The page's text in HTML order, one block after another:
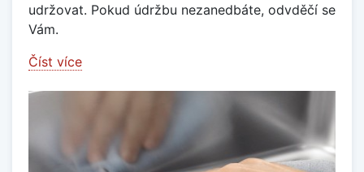
udržovat. Pokud údržbu nezanedbáte, odvděčí se
Vám.
Číst více